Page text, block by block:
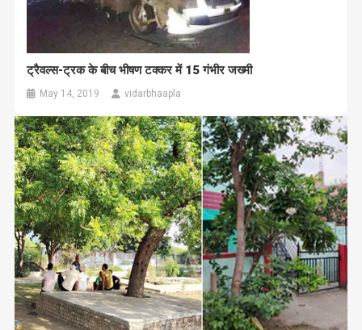
ट्रैवल्स-ट्रक के बीच भीषण टक्कर में 15 गंभीर जख्मी
May 14, 2019 vidarbhaapla